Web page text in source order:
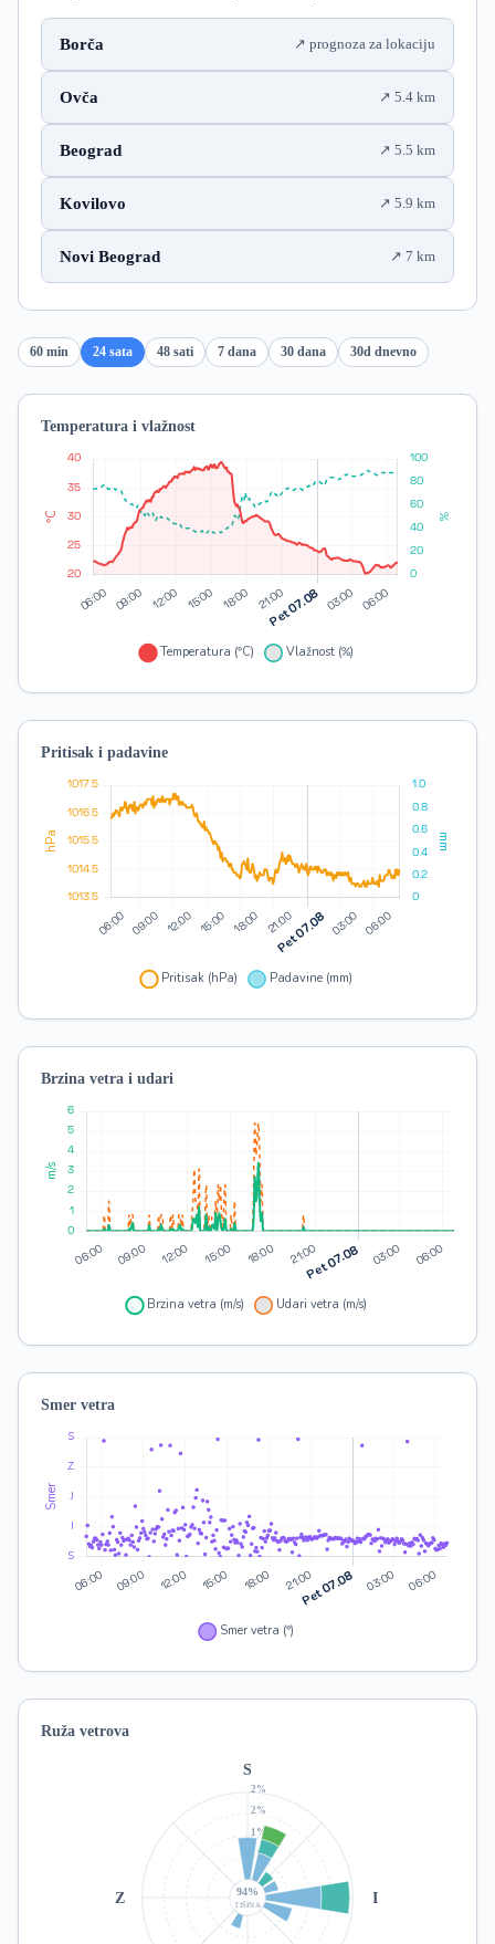
Borča prognoza za lokaciju
Ovča 5.4 km
Beograd 5.5 km
Kovilovo 5.9 km
Novi Beograd 7 km
60 min 24 sata 48 sati 7 dana 30 dana 30d dnevno
Temperatura i vlažnost
Pritisak i padavine
Brzina vetra i udari
Smer vetra
Ruža vetrova
1%
1%
2%
2%
S
I
Z 94%
TIŠINA